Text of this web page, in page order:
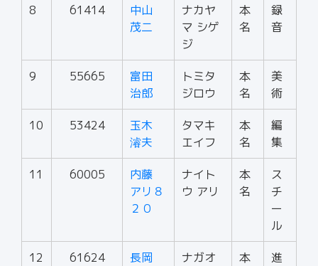
8 61414
中山
茂二
ナカヤ
マ シゲ
ジ
本
名
録
音
9 55665
富田
治郎
トミタ
ジロウ
本
名
美
術
10 53424
玉木
濬夫
タマキ
エイフ
本
名
編
集
11 60005
内藤
アリ８
２０
ナイト
ウ アリ
本
名
ス
チ
ー
ル
12 61624
長岡
ナガオ
本
進